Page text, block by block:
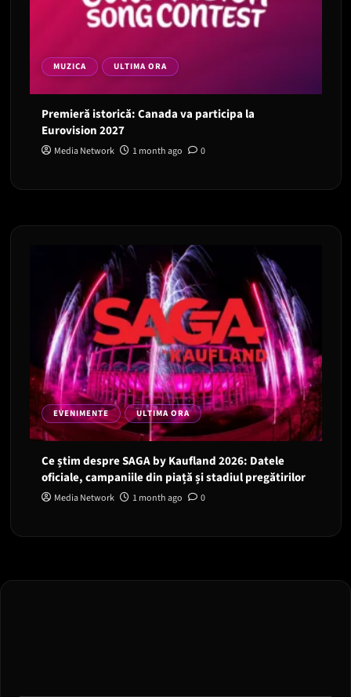
MUZICA ULTIMA ORA
Premieră istorică: Canada va participa la
Eurovision 2027
Media Network 1 month ago 0
EVENIMENTE ULTIMA ORA
Ce știm despre SAGA by Kaufland 2026: Datele
oficiale, campaniile din piață și stadiul pregătirilor
Media Network 1 month ago 0